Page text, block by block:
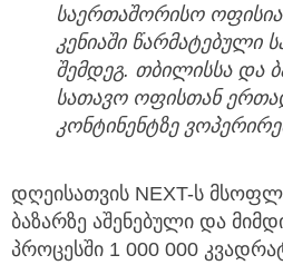
საერთაშორისო
კენიაში წარმატებული
შემდეგ. თბილისსა და
სათავო ოფისთან
კონტინენტზე
დღეისათვის NEXT-ს
ბაზარზე აშენებული და
პროცესში 1 000 000